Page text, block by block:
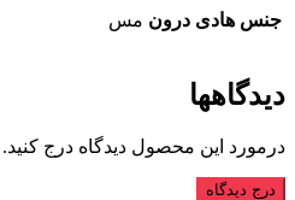
جنس هادی درون مس
دیدگاهها
درمورد این محصول دیدگاه درج کنید.
درج دیدگاه